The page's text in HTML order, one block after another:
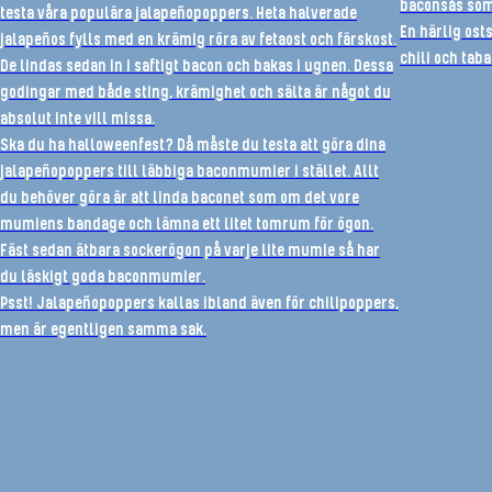
testa våra populära jalapeñopoppers. Heta halverade
jalapeños fylls med en krämig röra av fetaost och färskost.
De lindas sedan in i saftigt bacon och bakas i ugnen. Dessa
godingar med både sting, krämighet och sälta är något du
absolut inte vill missa.
Ska du ha halloweenfest? Då måste du testa att göra dina
jalapeñopoppers till läbbiga baconmumier i stället. Allt
du behöver göra är att linda baconet som om det vore
mumiens bandage och lämna ett litet tomrum för ögon.
Fäst sedan ätbara sockerögon på varje lite mumie så har
du läskigt goda baconmumier.
Psst! Jalapeñopoppers kallas ibland även för chilipoppers,
men är egentligen samma sak.
baconsås
En härlig
chili och